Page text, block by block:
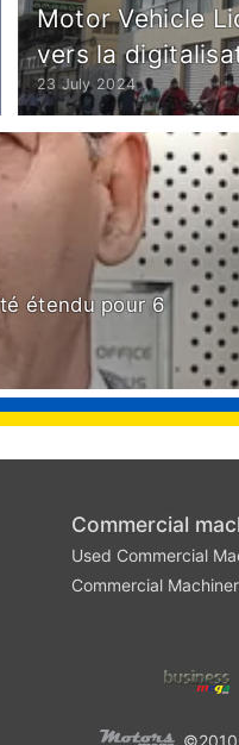
Motor Vehicle
vers la
23 July 2024
étendu pour 6
Commercial
Used Commercial
Commercial